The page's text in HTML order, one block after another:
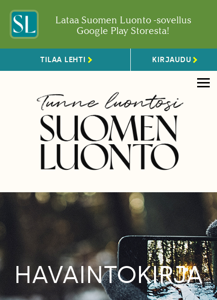
Lataa Suomen Luonto -sovellus
Google Play Storesta!
TILAA LEHTI KIRJAUDU
HAVAINTOKIRJA